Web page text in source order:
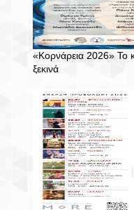
«Κορνάρεια 2026» Το
ξεκινά